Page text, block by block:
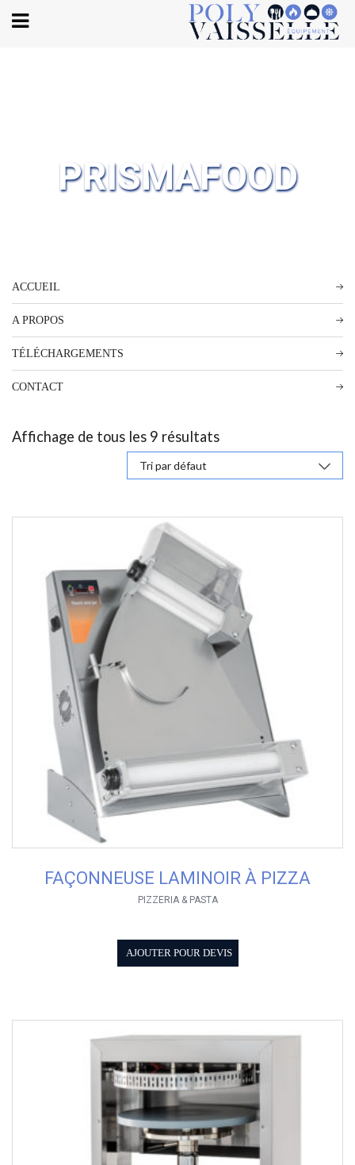
PRISMAFOOD
ACCUEIL
A PROPOS
TÉLÉCHARGEMENTS
CONTACT
Affichage de tous les 9 résultats
FAÇONNEUSE LAMINOIR À PIZZA
PIZZERIA & PASTA
AJOUTER POUR DEVIS